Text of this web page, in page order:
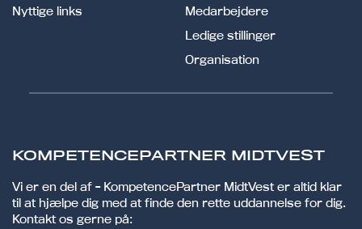
Nyttige links
Medarbejdere
Ledige stillinger
Organisation
KOMPETENCEPARTNER MIDTVEST
Vi er en del af - KompetencePartner MidtVest er altid klar
til at hjælpe dig med at finde den rette uddannelse for dig.
Kontakt os gerne på: